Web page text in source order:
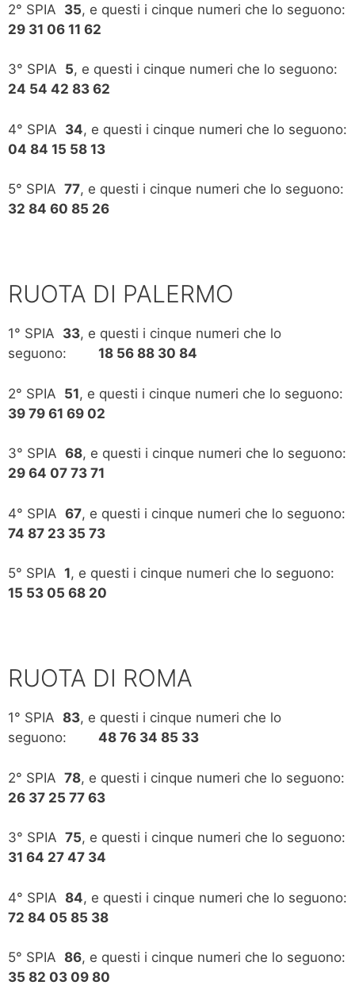
2° SPIA 35, e questi i cinque numeri che lo seguono:
29 31 06 11 62
3° SPIA 5, e questi i cinque numeri che lo seguono:
24 54 42 83 62
4° SPIA 34, e questi i cinque numeri che lo seguono:
04 84 15 58 13
5° SPIA 77, e questi i cinque numeri che lo seguono:
32 84 60 85 26
RUOTA DI PALERMO
1° SPIA 33, e questi i cinque numeri che lo
seguono: 18 56 88 30 84
2° SPIA 51, e questi i cinque numeri che lo seguono:
39 79 61 69 02
3° SPIA 68, e questi i cinque numeri che lo seguono:
29 64 07 73 71
4° SPIA 67, e questi i cinque numeri che lo seguono:
74 87 23 35 73
5° SPIA 1, e questi i cinque numeri che lo seguono:
15 53 05 68 20
RUOTA DI ROMA
1° SPIA 83, e questi i cinque numeri che lo
seguono: 48 76 34 85 33
2° SPIA 78, e questi i cinque numeri che lo seguono:
26 37 25 77 63
3° SPIA 75, e questi i cinque numeri che lo seguono:
31 64 27 47 34
4° SPIA 84, e questi i cinque numeri che lo seguono:
72 84 05 85 38
5° SPIA 86, e questi i cinque numeri che lo seguono:
35 82 03 09 80